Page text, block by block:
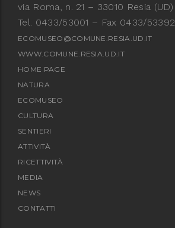
via Roma, n. 21 – 33010 Resia (UD)
Tel. 0433/53001 – Fax 0433/53392
ECOMUSEO@COMUNE.RESIA.UD.IT
WWW.COMUNE.RESIA.UD.IT
HOME PAGE
NATURA
ECOMUSEO
CULTURA
SENTIERI
ATTIVITÀ
RICETTIVITÀ
MEDIA
NEWS
CONTATTI